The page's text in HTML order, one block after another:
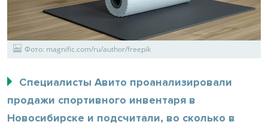
Фото: magnific.com/ru/author/freepik
Специалисты Авито проанализировали
продажи спортивного инвентаря в
Новосибирске и подсчитали, во сколько в